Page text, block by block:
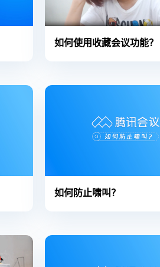
如何使用收藏会议功能？
如何防止啸叫？